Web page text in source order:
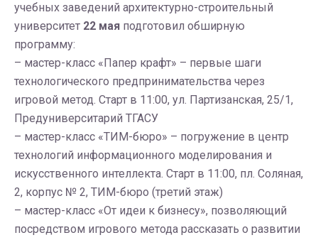
учебных заведений архитектурно-строительный
университет 22 мая подготовил обширную
программу:
– мастер-класс «Папер крафт» – первые шаги
технологического предпринимательства через
игровой метод. Старт в 11:00, ул. Партизанская, 25/1,
Предуниверситарий ТГАСУ
– мастер-класс «ТИМ-бюро» – погружение в центр
технологий информационного моделирования и
искусственного интеллекта. Старт в 11:00, пл. Соляная,
2, корпус № 2, ТИМ-бюро (третий этаж)
– мастер-класс «От идеи к бизнесу», позволяющий
посредством игрового метода рассказать о развитии